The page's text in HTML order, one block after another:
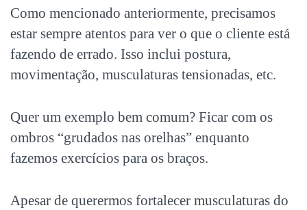
Como mencionado anteriormente, precisamos
estar sempre atentos para ver o que o cliente está
fazendo de errado. Isso inclui postura,
movimentação, musculaturas tensionadas, etc.
Quer um exemplo bem comum? Ficar com os
ombros “grudados nas orelhas” enquanto
fazemos exercícios para os braços.
Apesar de querermos fortalecer musculaturas do